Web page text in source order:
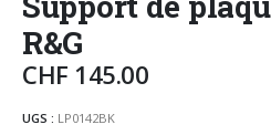
R&G
CHF 145.00
UGS : LP0142BK